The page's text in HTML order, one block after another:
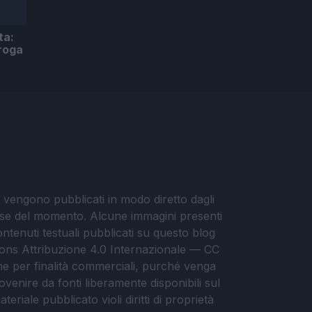
pubblicati in modo diretto dagli
del momento. Alcune immagini presenti
testuali pubblicati su questo blog
Attribuzione 4.0 Internazionale — CC
per finalità commerciali, purché venga
da fonti liberamente disponibili sul
pubblicato violi diritti di proprietà